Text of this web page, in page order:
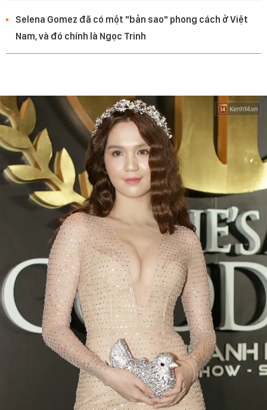
Selena Gomez đã có một "bản sao" phong cách ở Việt
Nam, và đó chính là Ngọc Trinh